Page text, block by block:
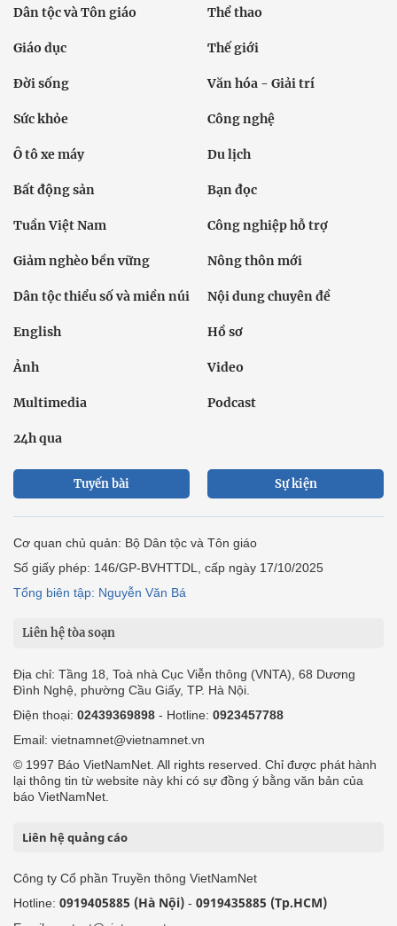
Dân tộc và Tôn giáo Thể thao
Giáo dục Thế giới
Đời sống Văn hóa - Giải trí
Sức khỏe Công nghệ
Ô tô xe máy Du lịch
Bất động sản Bạn đọc
Tuần Việt Nam Công nghiệp hỗ trợ
Giảm nghèo bền vững Nông thôn mới
Dân tộc thiểu số và miền núi Nội dung chuyên đề
English Hồ sơ
Ảnh Video
Multimedia Podcast
24h qua
Tuyến bài Sự kiện
Cơ quan chủ quản: Bộ Dân tộc và Tôn giáo
Số giấy phép: 146/GP-BVHTTDL, cấp ngày 17/10/2025
Tổng biên tập: Nguyễn Văn Bá
Liên hệ tòa soạn
Địa chỉ: Tầng 18, Toà nhà Cục Viễn thông (VNTA), 68 Dương
Đình Nghệ, phường Cầu Giấy, TP. Hà Nội.
Điện thoại: 02439369898 - Hotline: 0923457788
Email: vietnamnet@vietnamnet.vn
© 1997 Báo VietNamNet. All rights reserved. Chỉ được phát hành
lại thông tin từ website này khi có sự đồng ý bằng văn bản của
báo VietNamNet.
Liên hệ quảng cáo
Công ty Cổ phần Truyền thông VietNamNet
Hotline: 0919405885 (Hà Nội) - 0919435885 (Tp.HCM)